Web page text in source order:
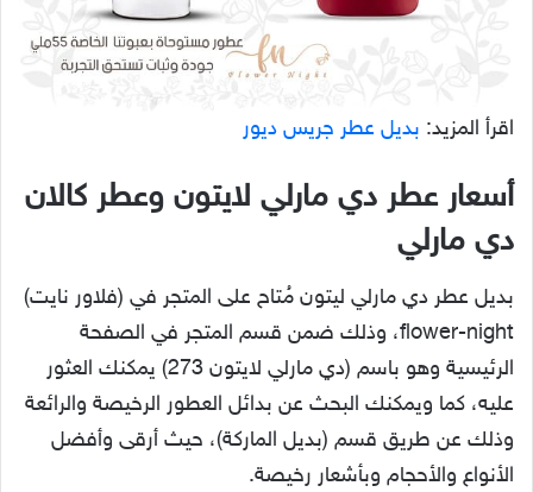
اقرأ المزيد: بديل عطر جريس ديور
أسعار عطر دي مارلي لايتون وعطر كالان
دي مارلي
بديل عطر دي مارلي ليتون مُتاح على المتجر في (فلاور نايت)
flower-night، وذلك ضمن قسم المتجر في الصفحة
الرئيسية وهو باسم (دي مارلي لايتون 273) يمكنك العثور
عليه، كما ويمكنك البحث عن بدائل العطور الرخيصة والرائعة
وذلك عن طريق قسم (بديل الماركة)، حيث أرقى وأفضل
الأنواع والأحجام وبأشعار رخيصة.